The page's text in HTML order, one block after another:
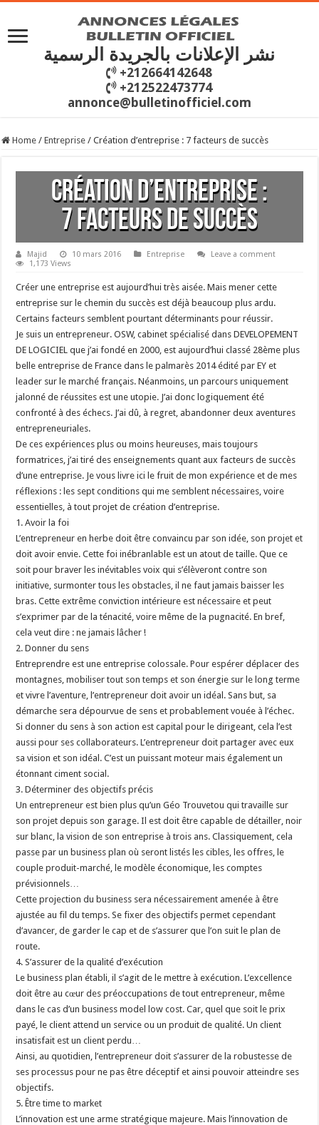
نشر الإعلانات بالجريدة الرسمية
+212664142648
+212522473774
annonce@bulletinofficiel.com
Home / Entreprise / Création d’entreprise : 7 facteurs de succès
Création d’entreprise :
7 facteurs de succès
Majid 10 mars 2016 Entreprise
Leave a comment
1,173 Views
Créer une entreprise est aujourd’hui très aisée. Mais mener cette
entreprise sur le chemin du succès est déjà beaucoup plus ardu.
Certains facteurs semblent pourtant déterminants pour réussir.
Je suis un entrepreneur. OSW, cabinet spécialisé dans DEVELOPEMENT
DE LOGICIEL que j’ai fondé en 2000, est aujourd’hui classé 28ème plus
belle entreprise de France dans le palmarès 2014 édité par EY et
leader sur le marché français. Néanmoins, un parcours uniquement
jalonné de réussites est une utopie. J’ai donc logiquement été
confronté à des échecs. J’ai dû, à regret, abandonner deux aventures
entrepreneuriales.
De ces expériences plus ou moins heureuses, mais toujours
formatrices, j’ai tiré des enseignements quant aux facteurs de succès
d’une entreprise. Je vous livre ici le fruit de mon expérience et de mes
réflexions : les sept conditions qui me semblent nécessaires, voire
essentielles, à tout projet de création d’entreprise.
1. Avoir la foi
L’entrepreneur en herbe doit être convaincu par son idée, son projet et
doit avoir envie. Cette foi inébranlable est un atout de taille. Que ce
soit pour braver les inévitables voix qui s’élèveront contre son
initiative, surmonter tous les obstacles, il ne faut jamais baisser les
bras. Cette extrême conviction intérieure est nécessaire et peut
s’exprimer par de la ténacité, voire même de la pugnacité. En bref,
cela veut dire : ne jamais lâcher !
2. Donner du sens
Entreprendre est une entreprise colossale. Pour espérer déplacer des
montagnes, mobiliser tout son temps et son énergie sur le long terme
et vivre l’aventure, l’entrepreneur doit avoir un idéal. Sans but, sa
démarche sera dépourvue de sens et probablement vouée à l’échec.
Si donner du sens à son action est capital pour le dirigeant, cela l’est
aussi pour ses collaborateurs. L’entrepreneur doit partager avec eux
sa vision et son idéal. C’est un puissant moteur mais également un
étonnant ciment social.
3. Déterminer des objectifs précis
Un entrepreneur est bien plus qu’un Géo Trouvetou qui travaille sur
son projet depuis son garage. Il est doit être capable de détailler, noir
sur blanc, la vision de son entreprise à trois ans. Classiquement, cela
passe par un business plan où seront listés les cibles, les offres, le
couple produit-marché, le modèle économique, les comptes
prévisionnels…
Cette projection du business sera nécessairement amenée à être
ajustée au fil du temps. Se fixer des objectifs permet cependant
d’avancer, de garder le cap et de s’assurer que l’on suit le plan de
route.
4. S’assurer de la qualité d’exécution
Le business plan établi, il s’agit de le mettre à exécution. L’excellence
doit être au cœur des préoccupations de tout entrepreneur, même
dans le cas d’un business model low cost. Car, quel que soit le prix
payé, le client attend un service ou un produit de qualité. Un client
insatisfait est un client perdu…
Ainsi, au quotidien, l’entrepreneur doit s’assurer de la robustesse de
ses processus pour ne pas être déceptif et ainsi pouvoir atteindre ses
objectifs.
5. Être time to market
L’innovation est une arme stratégique majeure. Mais l’innovation de